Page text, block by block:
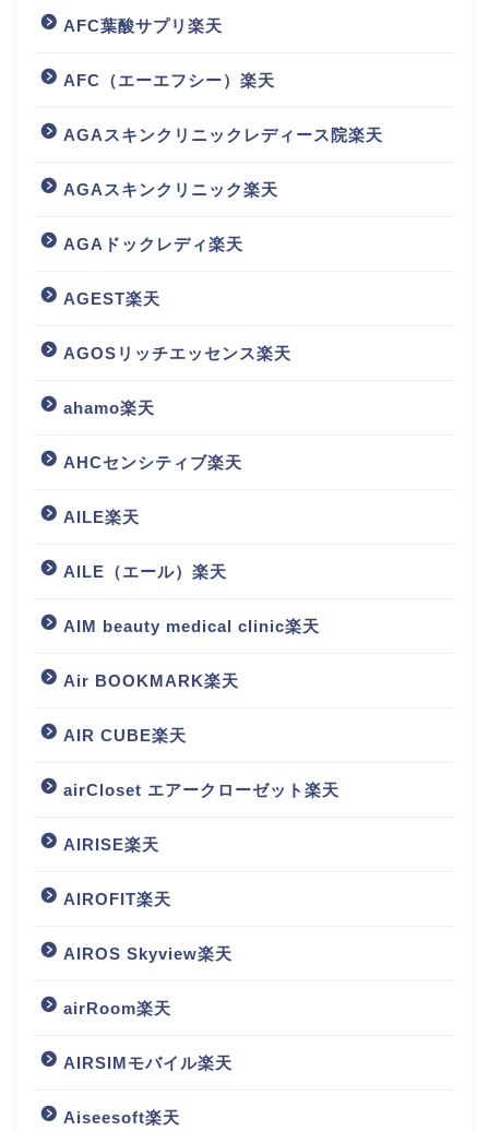
AFC葉酸サプリ楽天
AFC（エーエフシー）楽天
AGAスキンクリニックレディース院楽天
AGAスキンクリニック楽天
AGAドックレディ楽天
AGEST楽天
AGOSリッチエッセンス楽天
ahamo楽天
AHCセンシティブ楽天
AILE楽天
AILE（エール）楽天
AIM beauty medical clinic楽天
Air BOOKMARK楽天
AIR CUBE楽天
airCloset エアークローゼット楽天
AIRISE楽天
AIROFIT楽天
AIROS Skyview楽天
airRoom楽天
AIRSIMモバイル楽天
Aiseesoft楽天